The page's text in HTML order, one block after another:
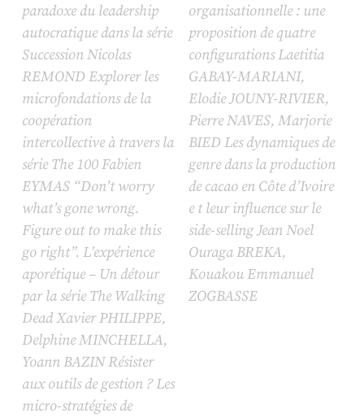
paradoxe du leadership
autocratique dans la série
SuccessionNicolas
REMOND Explorer les
microfondations de la
coopération
intercollective à travers la
sérieThe 100Fabien
EYMAS “Don’t worry
what’s gone wrong.
Figure out to make this
go right”. L’expérience
aporétique – Un détour
par la sérieThe Walking
DeadXavier PHILIPPE,
Delphine MINCHELLA,
Yoann BAZIN Résister
aux outils de gestion ? Les
micro-stratégies de
organisationnelle : une
proposition de quatre
configurations Laetitia
GABAY-MARIANI,
Elodie JOUNY-RIVIER,
Pierre NAVES, Marjorie
BIED Les dynamiques de
genre dans la production
de cacao en Côte d’Ivoire
e t leur influence sur le
side-selling Jean Noel
Ouraga BREKA,
Kouakou Emmanuel
ZOGBASSE